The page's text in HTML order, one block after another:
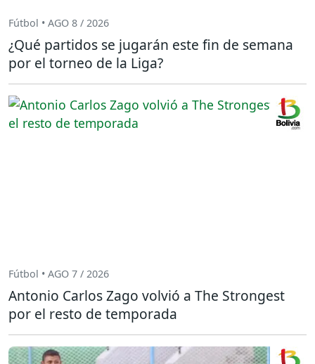
Fútbol • AGO 8 / 2026
¿Qué partidos se jugarán este fin de semana
por el torneo de la Liga?
Fútbol • AGO 7 / 2026
Antonio Carlos Zago volvió a The Strongest
por el resto de temporada